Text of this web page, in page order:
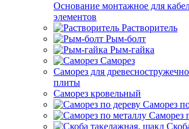
Основание монтажное для
элементов
Растворитель
Рым-болт
Рым-гайка
Саморез
Саморез для
плиты
Саморез кровельный
Саморез
Саморез